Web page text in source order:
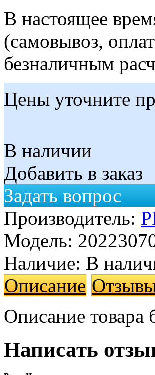
В настоящее
(самовывоз,
безналичным
Цены уточните
В наличии
Добавить в заказ
Задать вопрос
Производитель:
Модель:
Наличие: В
Описание
Описание товара
Написать